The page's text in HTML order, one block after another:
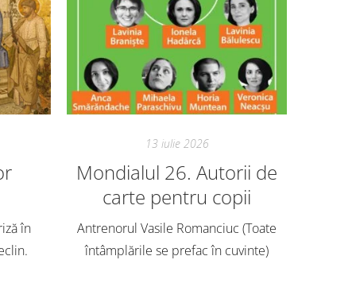
în
13 iulie 2026
Mondialul 26. Autorii de
carte pentru copii
Antrenorul Vasile Romanciuc (Toate
întâmplările se prefac în cuvinte)